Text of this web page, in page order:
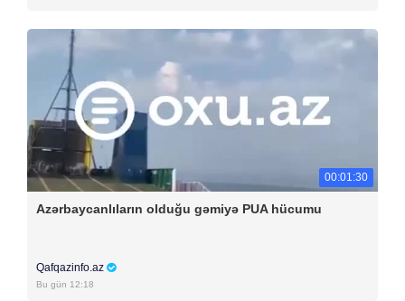
00:01:30
Azərbaycanlıların olduğu gəmiyə PUA hücumu
Qafqazinfo.az
Bu gün 12:18